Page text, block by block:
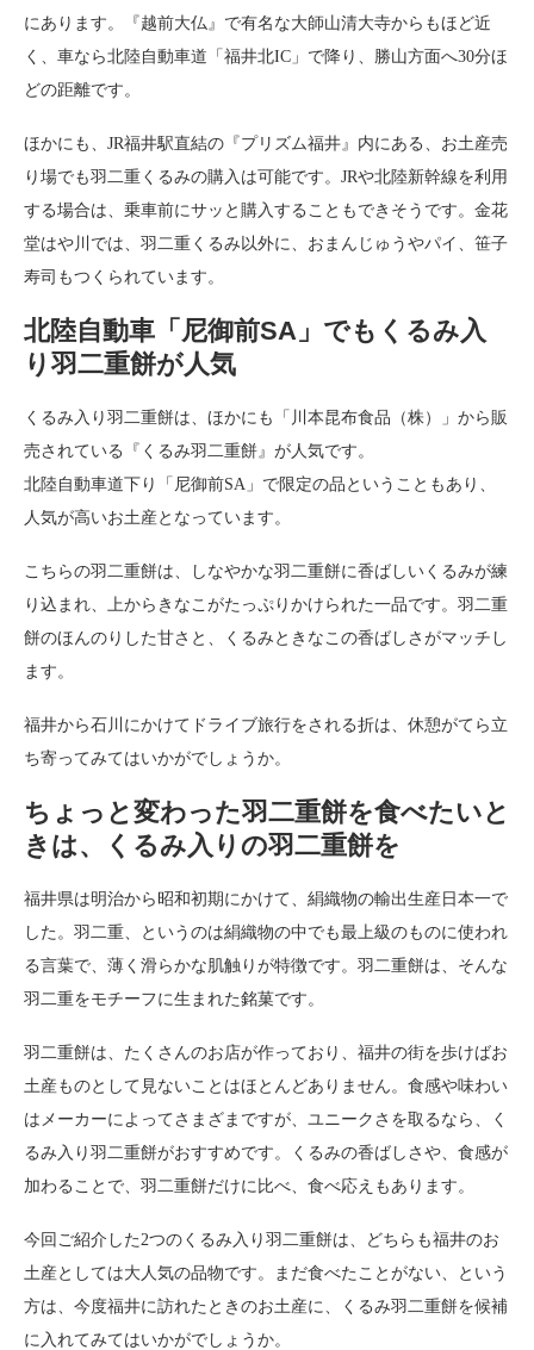
にあります。『越前大仏』で有名な大師山清大寺からもほど近
く、車なら北陸自動車道「福井北IC」で降り、勝山方面へ30分ほ
どの距離です。
ほかにも、JR福井駅直結の『プリズム福井』内にある、お土産売
り場でも羽二重くるみの購入は可能です。JRや北陸新幹線を利用
する場合は、乗車前にサッと購入することもできそうです。金花
堂はや川では、羽二重くるみ以外に、おまんじゅうやパイ、笹子
寿司もつくられています。
北陸自動車「尼御前SA」でもくるみ入
り羽二重餅が人気
くるみ入り羽二重餅は、ほかにも「川本昆布食品（株）」から販
売されている『くるみ羽二重餅』が人気です。
北陸自動車道下り「尼御前SA」で限定の品ということもあり、
人気が高いお土産となっています。
こちらの羽二重餅は、しなやかな羽二重餅に香ばしいくるみが練
り込まれ、上からきなこがたっぷりかけられた一品です。羽二重
餅のほんのりした甘さと、くるみときなこの香ばしさがマッチし
ます。
福井から石川にかけてドライブ旅行をされる折は、休憩がてら立
ち寄ってみてはいかがでしょうか。
ちょっと変わった羽二重餅を食べたいと
きは、くるみ入りの羽二重餅を
福井県は明治から昭和初期にかけて、絹織物の輸出生産日本一で
した。羽二重、というのは絹織物の中でも最上級のものに使われ
る言葉で、薄く滑らかな肌触りが特徴です。羽二重餅は、そんな
羽二重をモチーフに生まれた銘菓です。
羽二重餅は、たくさんのお店が作っており、福井の街を歩けばお
土産ものとして見ないことはほとんどありません。食感や味わい
はメーカーによってさまざまですが、ユニークさを取るなら、く
るみ入り羽二重餅がおすすめです。くるみの香ばしさや、食感が
加わることで、羽二重餅だけに比べ、食べ応えもあります。
今回ご紹介した2つのくるみ入り羽二重餅は、どちらも福井のお
土産としては大人気の品物です。まだ食べたことがない、という
方は、今度福井に訪れたときのお土産に、くるみ羽二重餅を候補
に入れてみてはいかがでしょうか。